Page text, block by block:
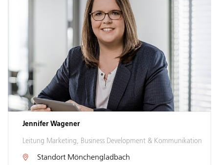
Jennifer Wagener
Leitung Marketing, Business Development & Kommunikation
Standort Mönchengladbach